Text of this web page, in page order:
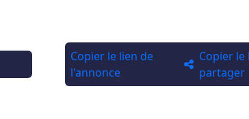
Copier le lien de
l'annonce
Copier
partager